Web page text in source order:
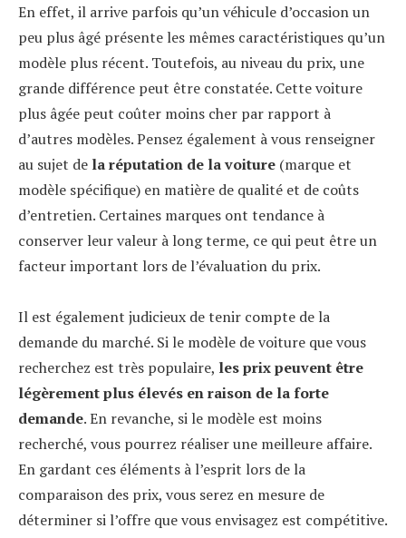
En effet, il arrive parfois qu’un véhicule d’occasion un
peu plus âgé présente les mêmes caractéristiques qu’un
modèle plus récent. Toutefois, au niveau du prix, une
grande différence peut être constatée. Cette voiture
plus âgée peut coûter moins cher par rapport à
d’autres modèles. Pensez également à vous renseigner
au sujet de la réputation de la voiture (marque et
modèle spécifique) en matière de qualité et de coûts
d’entretien. Certaines marques ont tendance à
conserver leur valeur à long terme, ce qui peut être un
facteur important lors de l’évaluation du prix.
Il est également judicieux de tenir compte de la
demande du marché. Si le modèle de voiture que vous
recherchez est très populaire, les prix peuvent être
légèrement plus élevés en raison de la forte
demande. En revanche, si le modèle est moins
recherché, vous pourrez réaliser une meilleure affaire.
En gardant ces éléments à l’esprit lors de la
comparaison des prix, vous serez en mesure de
déterminer si l’offre que vous envisagez est compétitive.